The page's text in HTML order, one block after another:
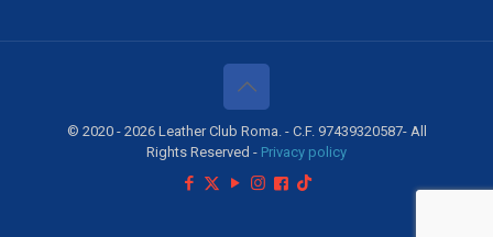
© 2020 - 2026 Leather Club Roma. - C.F. 97439320587- All
Rights Reserved - Privacy policy